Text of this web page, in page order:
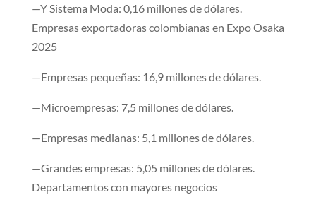
—Y Sistema Moda: 0,16 millones de dólares.
Empresas exportadoras colombianas en Expo Osaka
2025
​—Empresas pequeñas: 16,9 millones de dólares.
—Microempresas: 7,5 millones de dólares.
—Empresas medianas: 5,1 millones de dólares.
—Grandes empresas: 5,05 millones de dólares.
Depar​tamentos con mayores negocios